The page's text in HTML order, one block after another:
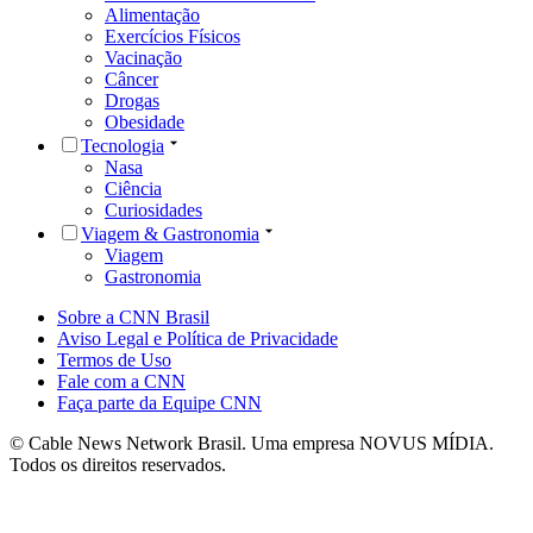
Alimentação
Exercícios Físicos
Vacinação
Câncer
Drogas
Obesidade
Tecnologia
Nasa
Ciência
Curiosidades
Viagem & Gastronomia
Viagem
Gastronomia
Sobre a CNN Brasil
Aviso Legal e Política de Privacidade
Termos de Uso
Fale com a CNN
Faça parte da Equipe CNN
© Cable News Network Brasil. Uma empresa NOVUS MÍDIA.
Todos os direitos reservados.